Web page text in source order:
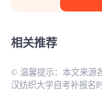
相关推荐
© 温馨提示：本文来源
汉纺织大学自考补报名